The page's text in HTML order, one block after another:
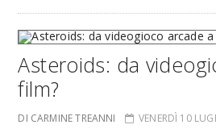
Asteroids: da
film?
DI CARMINE TREANNI VENERDÌ 10